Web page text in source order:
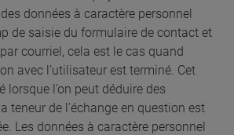
données à caractère personnel
de saisie du formulaire de contact et
courriel, cela est le cas quand
avec l’utilisateur est terminé. Cet
lorsque l’on peut déduire des
teneur de l’échange en question est
Les données à caractère personnel